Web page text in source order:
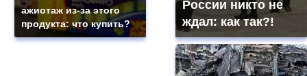
ажиотаж из-за этого
продукта: что купить?
России никто не
ждал: как так?!